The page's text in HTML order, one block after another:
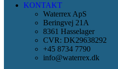
KONTAKT
Waterrex ApS
Beringvej 21A
8361 Hasselager
CVR: DK29638292
+45 8734 7790
info@waterrex.dk